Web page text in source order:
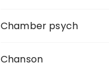
Chamber psych
Chanson